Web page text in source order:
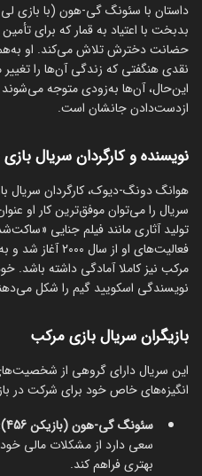
داستان با سئونگ گی-هون (با بازی
بدبخت با اعتیاد به قمار که برای
حضانت دخترش تلاش می‌کند. او
نقدی هنگفتی که زندگی آن‌ها را
این‌حال، آن‌ها به‌زودی متوجه می‌شوند
از‌دست‌دادن جانشان است.
نویسنده و کارگردان سریال
هوانگ دونگ‌-دیوک، کارگردان
تولید آثاری مانند فیلم جنایی
فعالیت‌های او از
مرکب نیز کاملا آمادگی داشته باشد.
نویسندگی اسکویید گیم را شکل
بازیگران سریال بازی مرکب
این سریال دارای گروهی از
انگیزه‌های خاص خود برای شرکت در
سئونگ گی‌-هون (بازیکن 456):
سعی دارد از مشکلات مالی خود
بهتری فراهم کند.